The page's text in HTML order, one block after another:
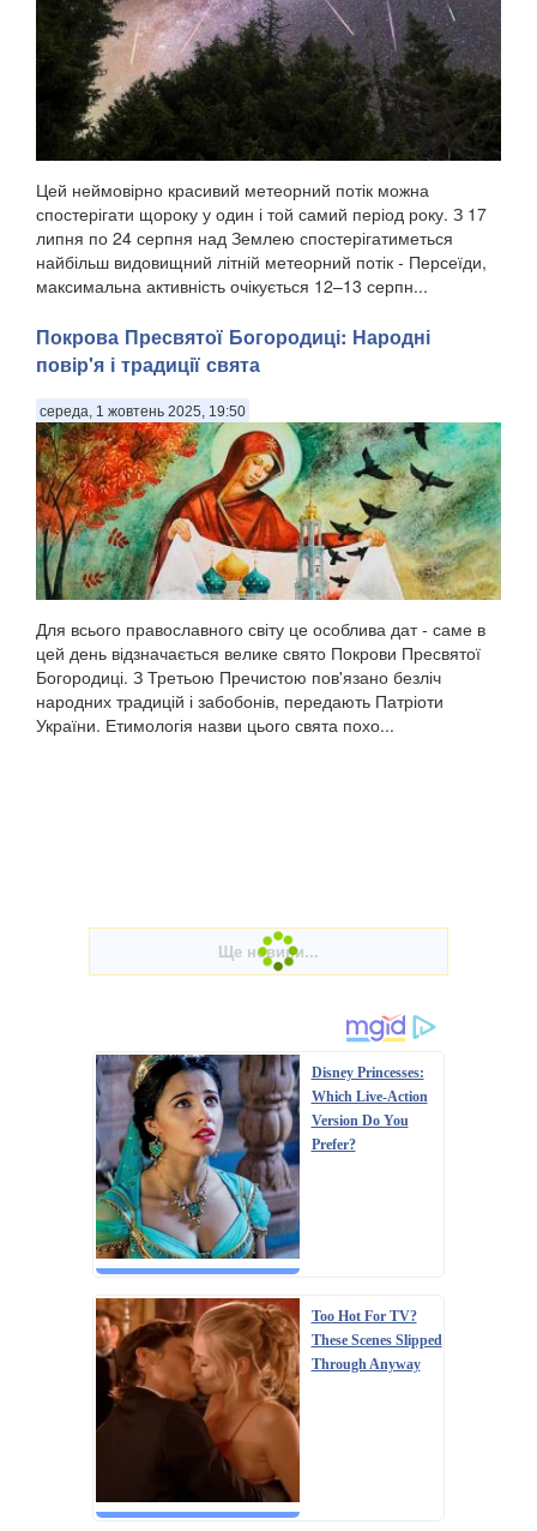
Цей неймовірно красивий метеорний потік можна
спостерігати щороку у один і той самий період року. З 17
липня по 24 серпня над Землею спостерігатиметься
найбільш видовищний літній метеорний потік - Персеїди,
максимальна активність очікується 12–13 серпн...
Покрова Пресвятої Богородиці: Народні
повір'я і традиції свята
середа, 1 жовтень 2025, 19:50
Для всього православного світу це особлива дат - саме в
цей день відзначається велике свято Покрови Пресвятої
Богородиці. З Третьою Пречистою пов'язано безліч
народних традицій і забобонів, передають Патріоти
України. Етимологія назви цього свята похо...
Disney Princesses:
Which Live-Action
Version Do You
Prefer?
Too Hot For TV?
These Scenes Slipped
Through Anyway